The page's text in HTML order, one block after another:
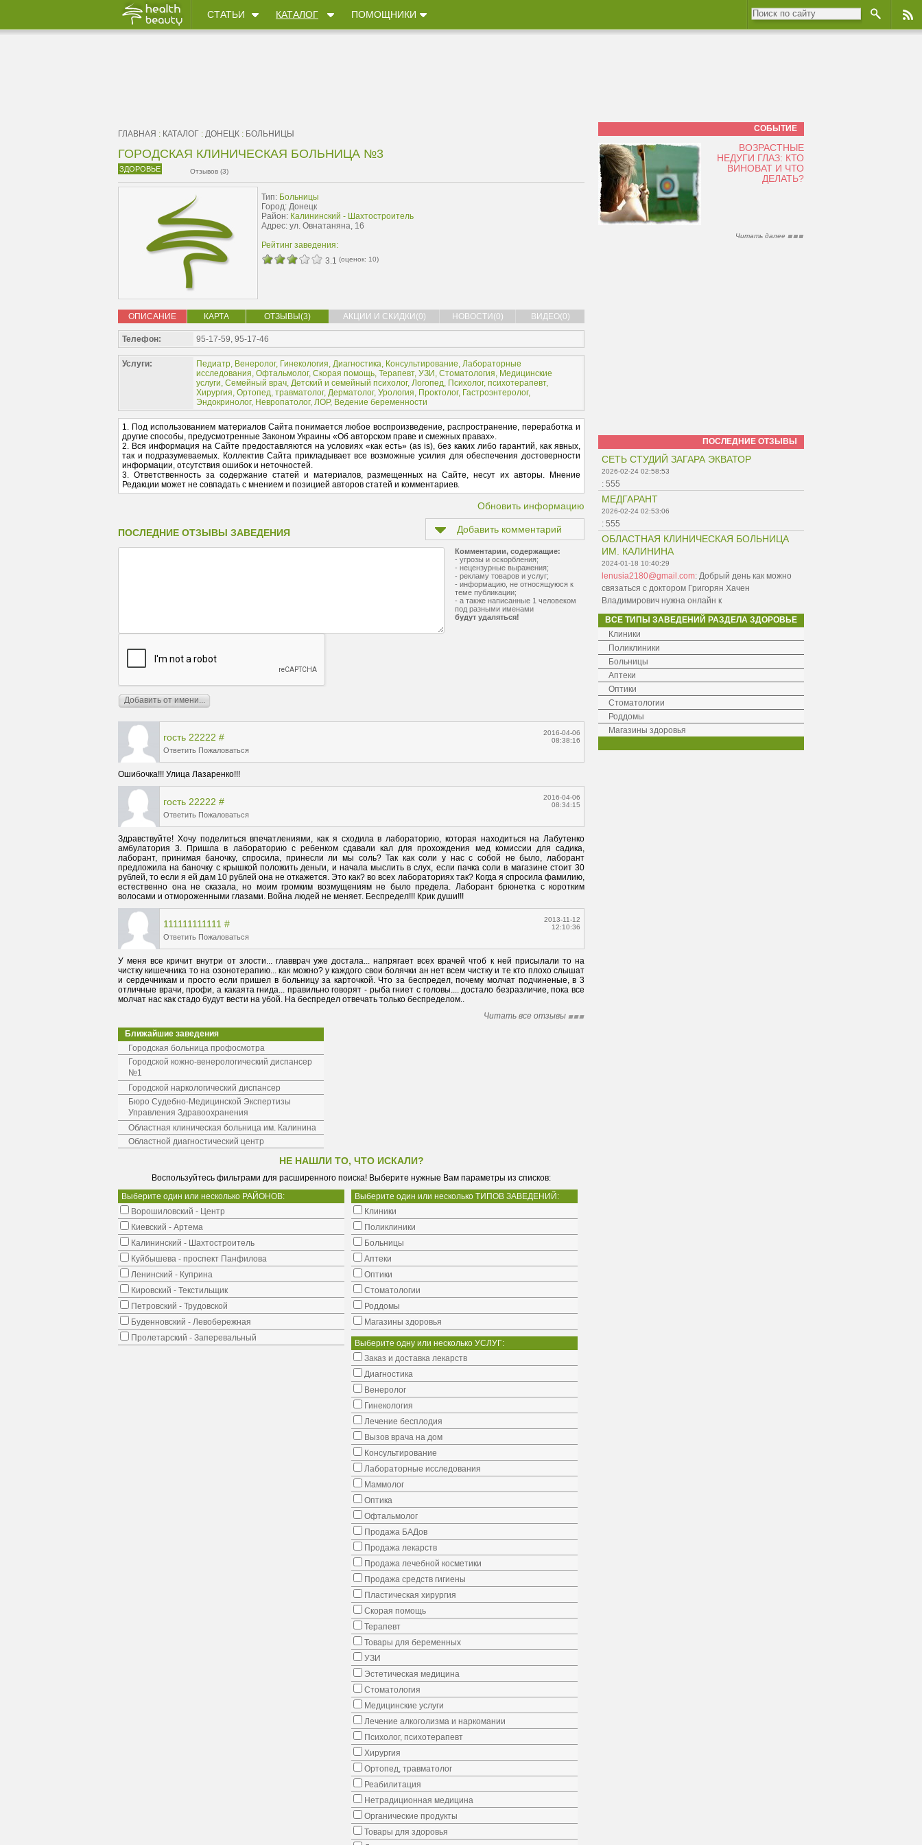
СТАТЬИ КАТАЛОГ ПОМОЩНИКИ
ГЛАВНАЯ : КАТАЛОГ : ДОНЕЦК : БОЛЬНИЦЫ
ГОРОДСКАЯ КЛИНИЧЕСКАЯ БОЛЬНИЦА №3
ЗДОРОВЬЕ Отзывов (3)
Тип: Больницы
Город: Донецк
Район: Калининский - Шахтостроитель
Адрес: ул. Овнатаняна, 16
Рейтинг заведения:
3.1 (оценок: 10)
ОПИСАНИЕ КАРТА ОТЗЫВЫ(3) АКЦИИ И СКИДКИ(0) НОВОСТИ(0) ВИДЕО(0)
Телефон: 95-17-59, 95-17-46
Услуги: Педиатр, Венеролог, Гинекология, Диагностика, Консультирование, Лабораторные
исследования, Офтальмолог, Скорая помощь, Терапевт, УЗИ , Стоматология, Медицинские
услуги, Семейный врач, Детский и семейный психолог, Логопед, Психолог, психотерапевт,
Хирургия, Ортопед, травматолог, Дерматолог, Урология, Проктолог, Гастроэнтеролог,
Эндокринолог, Невропатолог, ЛОР, Ведение беременности
1. Под использованием материалов Сайта понимается любое воспроизведение, распространение, переработка и
другие способы, предусмотренные Законом Украины «Об авторском праве и смежных правах».
2. Вся информация на Сайте предоставляются на условиях «как есть» (as is), без каких либо гарантий, как явных,
так и подразумеваемых. Коллектив Сайта прикладывает все возможные усилия для обеспечения достоверности
информации, отсутствия ошибок и неточностей.
3. Ответственность за содержание статей и материалов, размещенных на Сайте, несут их авторы. Мнение
Редакции может не совпадать с мнением и позицией авторов статей и комментариев.
Обновить информацию
ПОСЛЕДНИЕ ОТЗЫВЫ ЗАВЕДЕНИЯ Добавить комментарий
Комментарии, содержащие:
- угрозы и оскорбления;
- нецензурные выражения;
- рекламу товаров и услуг;
- информацию, не относящуюся к
теме публикации;
- а также написанные 1 человеком
под разными именами
будут удаляться!
гость 22222 #
Ответить Пожаловаться
2016-04-06
08:38:16
Ошибочка!!! Улица Лазаренко!!!
гость 22222 #
Ответить Пожаловаться
2016-04-06
08:34:15
Здравствуйте! Хочу поделиться впечатлениями, как я сходила в лабораторию, которая находиться на Лабутенко
амбулатория 3. Пришла в лабораторию с ребенком сдавали кал для прохождения мед комиссии для садика,
лаборант, принимая баночку, спросила, принесли ли мы соль? Так как соли у нас с собой не было, лаборант
предложила на баночку с крышкой положить деньги, и начала мыслить в слух, если пачка соли в магазине стоит 30
рублей, то если я ей дам 10 рублей она не откажется. Это как? во всех лабораториях так? Когда я спросила фамилию,
естественно она не сказала, но моим громким возмущениям не было предела. Лаборант брюнетка с коротким
волосами и отмороженными глазами. Война людей не меняет. Беспредел!!! Крик души!!!
111111111111 #
Ответить Пожаловаться
2013-11-12
12:10:36
У меня все кричит внутри от злости... главврач уже достала... напрягает всех врачей чтоб к ней присылали то на
чистку кишечника то на озонотерапию... как можно? у каждого свои болячки ан нет всем чистку и те кто плохо слышат
и сердечникам и просто если пришел в больницу за карточкой. Что за беспредел, почему молчат подчиненые, в 3
отличные врачи, профи, а какаята гнида... правильно говорят - рыба гниет с головы.... достало безразличие, пока все
молчат нас как стадо будут вести на убой. На беспредел отвечать только беспределом..
Читать все отзывы
Ближайшие заведения
Городская больница профосмотра
Городской кожно-венерологический диспансер
№1
Городской наркологический диспансер
Бюро Судебно-Медицинской Экспертизы
Управления Здравоохранения
Областная клиническая больница им. Калинина
Областной диагностический центр
НЕ НАШЛИ ТО, ЧТО ИСКАЛИ?
Воспользуйтесь фильтрами для расширенного поиска! Выберите нужные Вам параметры из списков:
Выберите один или несколько РАЙОНОВ:
Ворошиловский - Центр
Киевский - Артема
Калининский - Шахтостроитель
Куйбышева - проспект Панфилова
Ленинский - Куприна
Кировский - Текстильщик
Петровский - Трудовской
Буденновский - Левобережная
Пролетарский - Заперевальный
Выберите один или несколько ТИПОВ ЗАВЕДЕНИЙ:
Клиники
Поликлиники
Больницы
Аптеки
Оптики
Стоматологии
Роддомы
Магазины здоровья
Выберите одну или несколько УСЛУГ:
Заказ и доставка лекарств
Диагностика
Венеролог
Гинекология
Лечение бесплодия
Вызов врача на дом
Консультирование
Лабораторные исследования
Маммолог
Оптика
Офтальмолог
Продажа БАДов
Продажа лекарств
Продажа лечебной косметики
Продажа средств гигиены
Пластическая хирургия
Скорая помощь
Терапевт
Товары для беременных
УЗИ
Эстетическая медицина
Стоматология
Медицинские услуги
Лечение алкоголизма и наркомании
Психолог, психотерапевт
Хирургия
Ортопед, травматолог
Реабилитация
Нетрадиционная медицина
Органические продукты
Товары для здоровья
СОБЫТИЕ
ВОЗРАСТНЫЕ
НЕДУГИ ГЛАЗ: КТО
ВИНОВАТ И ЧТО
ДЕЛАТЬ?
Читать далее
ПОСЛЕДНИЕ ОТЗЫВЫ
СЕТЬ СТУДИЙ ЗАГАРА ЭКВАТОР
2026-02-24 02:58:53
: 555
МЕДГАРАНТ
2026-02-24 02:53:06
: 555
ОБЛАСТНАЯ КЛИНИЧЕСКАЯ БОЛЬНИЦА
ИМ. КАЛИНИНА
2024-01-18 10:40:29
lenusia2180@gmail.com: Добрый день как можно
связаться с доктором Григорян Хачен
Владимирович нужна онлайн к
ВСЕ ТИПЫ ЗАВЕДЕНИЙ РАЗДЕЛА ЗДОРОВЬЕ
Клиники
Поликлиники
Больницы
Аптеки
Оптики
Стоматологии
Роддомы
Магазины здоровья